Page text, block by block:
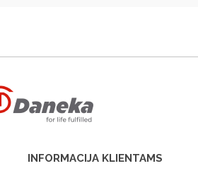
INFORMACIJA KLIENTAMS